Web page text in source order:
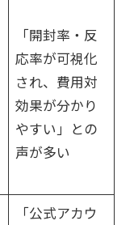
「開封率・反
応率が可視化
され、費用対
効果が分かり
やすい」との
声が多い
「公式アカウ